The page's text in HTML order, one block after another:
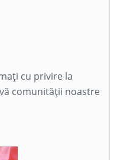
cu privire la
comunității noastre